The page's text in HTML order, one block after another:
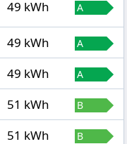
49 kWh
49 kWh
49 kWh
51 kWh
51 kWh